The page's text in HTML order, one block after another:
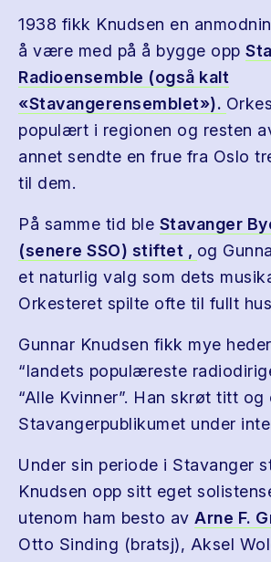
1938 fikk Knudsen en
å være med på å bygge opp
Radioensemble (også kalt
«Stavangerensemblet»).
populært i regionen og resten
annet sendte en frue fra Oslo
til dem.
På samme tid ble Stavanger
(senere SSO) stiftet , og
et naturlig valg som dets
Orkesteret spilte ofte til fullt
Gunnar Knudsen fikk mye
“landets populæreste
“Alle Kvinner”. Han skrøt titt og
Stavangerpublikumet under
Under sin periode i Stavanger
Knudsen opp sitt eget
utenom ham besto av Arne F.
Otto Sinding (bratsj), Aksel